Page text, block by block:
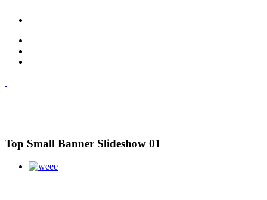
Top Small Banner Slideshow 01